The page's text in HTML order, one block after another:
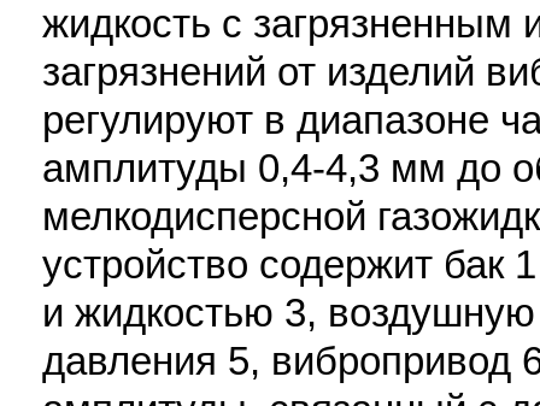
жидкость с загрязненным
загрязнений от изделий
регулируют в диапазоне
амплитуды 0,4-4,3 мм до
мелкодисперсной
устройство содержит бак
и жидкостью 3, воздушную
давления 5, вибропривод